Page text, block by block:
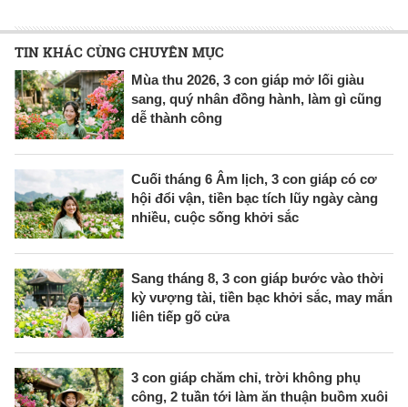
TIN KHÁC CÙNG CHUYÊN MỤC
Mùa thu 2026, 3 con giáp mở lối giàu
sang, quý nhân đồng hành, làm gì cũng
dễ thành công
Cuối tháng 6 Âm lịch, 3 con giáp có cơ
hội đổi vận, tiền bạc tích lũy ngày càng
nhiều, cuộc sống khởi sắc
Sang tháng 8, 3 con giáp bước vào thời
kỳ vượng tài, tiền bạc khởi sắc, may mắn
liên tiếp gõ cửa
3 con giáp chăm chỉ, trời không phụ
công, 2 tuần tới làm ăn thuận buồm xuôi